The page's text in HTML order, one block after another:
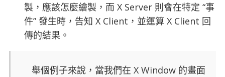
製，應該怎麼繪製，而 X Server 則會在特定 “事
件” 發生時，告知 X Client，並運算 X Client 回
傳的結果。
舉個例子來說，當我們在 X Window 的畫面